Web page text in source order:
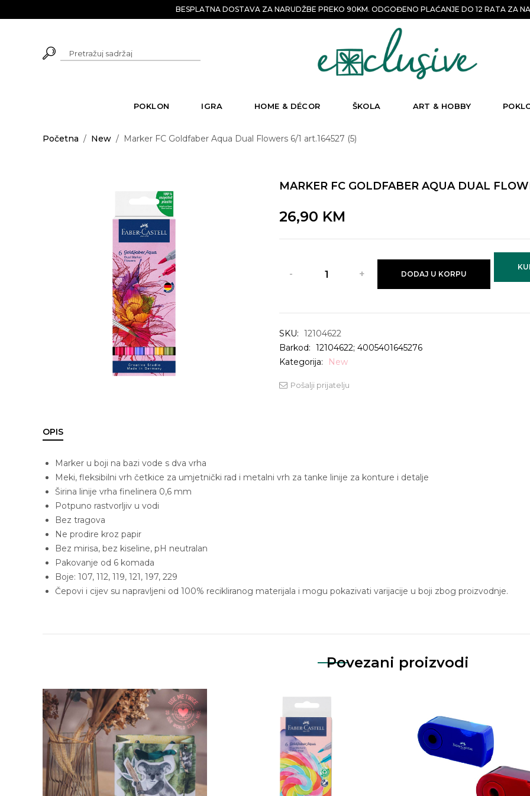
BESPLATNA DOSTAVA ZA NARUDŽBE PREKO 90KM. ODGOĐENO PLAĆANJE DO 12 RATA ZA
POKLON IGRA HOME & DÉCOR ŠKOLA ART & HOBBY
Početna / New / Marker FC Goldfaber Aqua Dual Flowers 6/1 art.164527 (5)
MARKER FC GOLDFABER AQUA DUAL
26,90 KM
DODAJ U KORPU
SKU: 12104622
Barkod: 12104622; 4005401645276
Kategorija:
New
Pošalji prijatelju
OPIS
Marker u boji na bazi vode s dva vrha
Meki, fleksibilni vrh četkice za umjetnički rad i metalni vrh za tanke linije za konture i detalje
Širina linije vrha finelinera 0,6 mm
Potpuno rastvorljiv u vodi
Bez tragova
Ne prodire kroz papir
Bez mirisa, bez kiseline, pH neutralan
Pakovanje od 6 komada
Boje: 107, 112, 119, 121, 197, 229
Čepovi i cijev su napravljeni od 100% recikliranog materijala i mogu pokazivati ​​varijacije u boji zbog proizvodnje.
Povezani proizvodi